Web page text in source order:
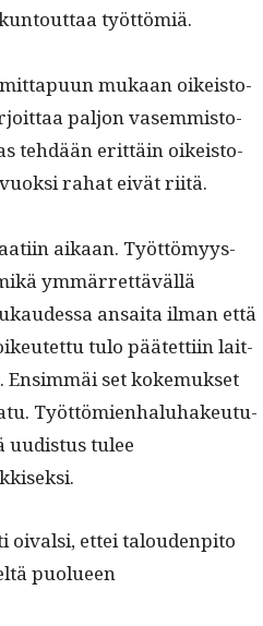
työttömiä.
mukaan oikeis­to­
paljon vasem­mis­to­
tehdään erit­täin oikeis­to­
rahat eivät riitä.
aikaan. Työt­tömyys­
ymmär­ret­täväl­lä
ansai­ta ilman että
tulo päätet­ti­in lait­
set koke­muk­set
Työt­tömien­haluhakeu­tu­
uud­is­tus tulee
oival­si, ettei talouden­pito
puolueen